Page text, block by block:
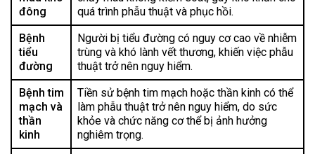
đông
quá trình phẫu thuật và phục hồi.
Bệnh
tiểu
đường
Người bị tiểu đường có nguy cơ cao về nhiễm
trùng và khó lành vết thương, khiến việc phẫu
thuật trở nên nguy hiểm.
Bệnh tim
mạch và
thần
kinh
Tiền sử bệnh tim mạch hoặc thần kinh có thể
làm phẫu thuật trở nên nguy hiểm, do sức
khỏe và chức năng cơ thể bị ảnh hưởng
nghiêm trọng.